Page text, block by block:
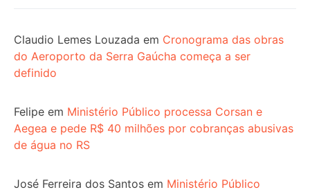
Claudio Lemes Louzada em Cronograma das obras
do Aeroporto da Serra Gaúcha começa a ser
definido
Felipe em Ministério Público processa Corsan e
Aegea e pede R$ 40 milhões por cobranças abusivas
de água no RS
José Ferreira dos Santos em Ministério Público